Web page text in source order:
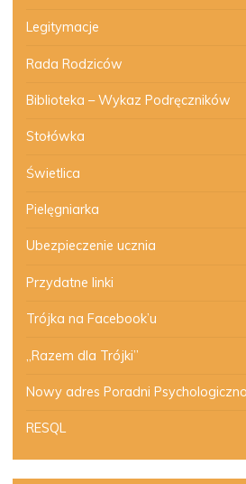
Legitymacje
Rada Rodziców
Biblioteka – Wykaz Podręczników
Stołówka
Świetlica
Pielęgniarka
Ubezpieczenie ucznia
Przydatne linki
Trójka na Facebook’u
„Razem dla Trójki”
Nowy adres Poradni
RESQL